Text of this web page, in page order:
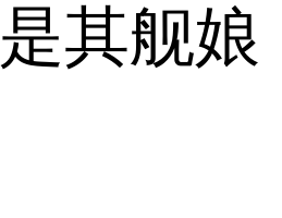
其舰娘